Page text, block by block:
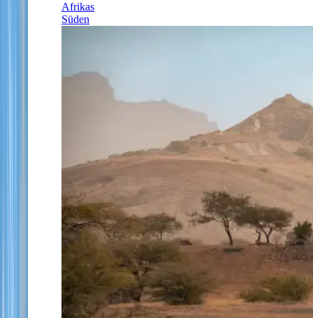
Afrikas
Süden